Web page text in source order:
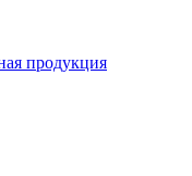
продукция